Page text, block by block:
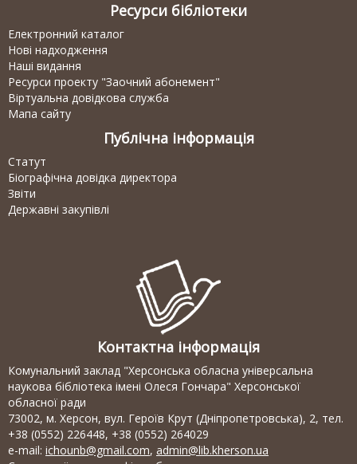
Ресурси бібліотеки
Електронний каталог
Нові надходження
Наші видання
Ресурси проекту "Заочний абонемент"
Віртуальна довідкова служба
Мапа сайту
Публічна інформація
Статут
Біографічна довідка директора
Звіти
Державні закупівлі
Контактна інформація
Комунальний заклад "Херсонська обласна універсальна
наукова бібліотека імені Олеся Гончара" Херсонської
обласної ради
73002, м. Херсон, вул. Героїв Крут (Дніпропетровська), 2, тел.
+38 (0552) 226448, +38 (0552) 264029
e-mail: ichounb@gmail.com, admin@lib.kherson.ua